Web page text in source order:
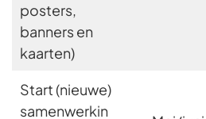
posters,
banners en
kaarten)
Start (nieuwe)
samenwerkin